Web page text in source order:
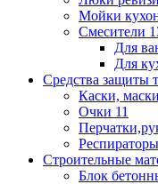
Мойки
Смесители
Для
Для
Средства защиты
Каски,
Очки 11
Респираторы
Строительные
Блок